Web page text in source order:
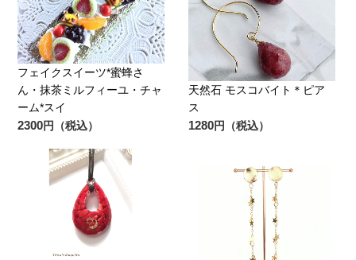
フェイクスイーツ*蜜蜂さ
ん・抹茶ミルフィーユ・チャ
ーム*スイ
2300円（税込）
天然石 モスコバイト＊ピア
ス
1280円（税込）